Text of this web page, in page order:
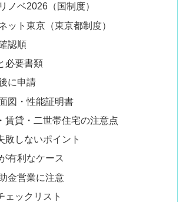
ノベ2026（国制度）
ット東京（東京都制度）
認順
必要書類
に申請
図・性能証明書
賃貸・二世帯住宅の注意点
敗しないポイント
有利なケース
金営業に注意
ェックリスト